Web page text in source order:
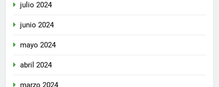
julio 2024
junio 2024
mayo 2024
abril 2024
marzo 2024